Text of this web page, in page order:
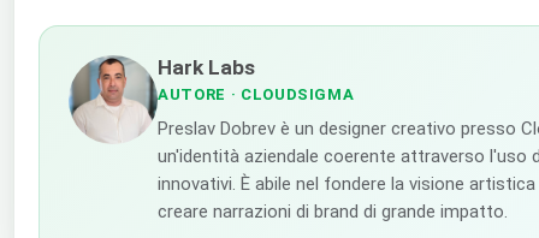
Hark Labs
AUTORE · CLOUDSIGMA
Preslav Dobrev è un designer creativo presso
un'identità aziendale coerente attraverso l'uso
innovativi. È abile nel fondere la visione
creare narrazioni di brand di grande impatto.